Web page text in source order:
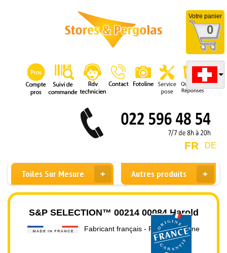
Votre panier
0
DE
FR
Toiles Sur Mesure Autres produits
S&P SELECTION™ 00214 00084 Harold
Fabricant français - Prix direct usine